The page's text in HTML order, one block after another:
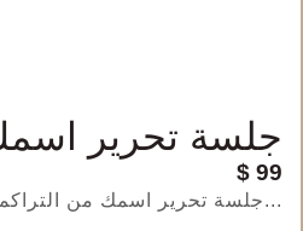
جلسة تحرير
$ 99
جلسة تحرير اسمك من التراكمات السلبية جلسة تحرير اسمك من التراكمات السلبية هل تشعر أن هناك أفكارًا سلبية...